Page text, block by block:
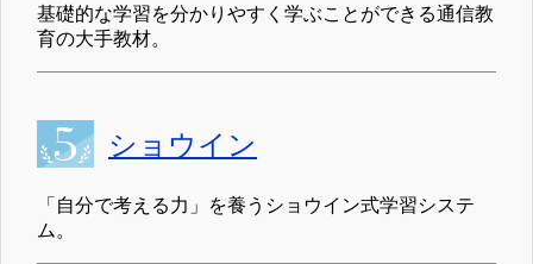
基礎的な学習を分かりやすく学ぶことができる通信教
育の大手教材。
ショウイン
「自分で考える力」を養うショウイン式学習システ
ム。